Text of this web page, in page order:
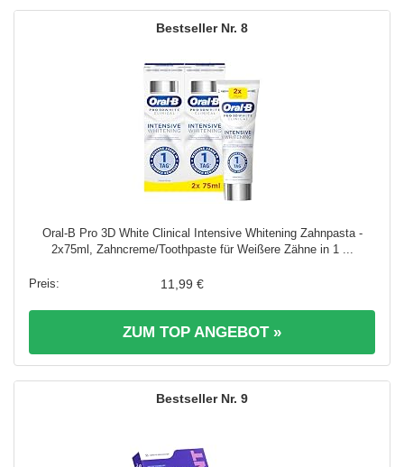
8
Oral-B Pro 3D White Clinical Intensive Whitening Zahnpasta -
2x75ml, Zahncreme/Toothpaste für Weißere Zähne in 1 ...
11,99 €
ZUM TOP ANGEBOT »
9